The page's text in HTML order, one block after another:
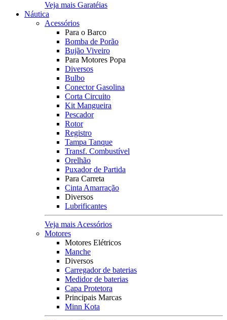
Veja mais Garatéias
Náutica
Acessórios
Para o Barco
Bomba de Porão
Bujão Viveiro
Para Motores Popa
Diversos
Bulbo
Conector Gasolina
Corta Circuito
Kit Mangueira
Pescador
Rotor
Registro
Tampa Tanque
Transf. Combustível
Orelhão
Puxador de Partida
Para Carreta
Cinta Amarração
Diversos
Lubrificantes
Veja mais Acessórios
Motores
Motores Elétricos
Manche
Diversos
Carregador de baterias
Medidor de baterias
Capa Protetora
Principais Marcas
Minn Kota